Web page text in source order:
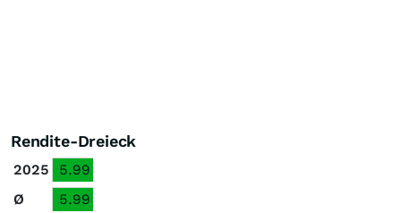
Rendite-Dreieck
2025
5.99
Ø
5.99